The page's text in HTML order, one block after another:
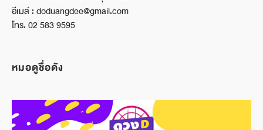
อีเมล์ : doduangdee@gmail.com
โทร. 02 583 9595
หมอดูชื่อดัง